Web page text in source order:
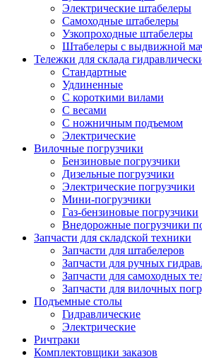
Электрические штабелеры
Самоходные штабелеры
Узкопроходные штабелеры
Штабелеры с выдвижной
Тележки для склада
Стандартные
Удлиненные
С короткими вилами
С весами
С ножничным подъемом
Электрические
Вилочные погрузчики
Бензиновые погрузчики
Дизельные погрузчики
Электрические погрузчики
Мини-погрузчики
Газ-бензиновые погрузчики
Внедорожные погрузчики
Запчасти для складской техники
Запчасти для штабелеров
Запчасти для ручных
Запчасти для самоходных
Запчасти для вилочных
Подъемные столы
Гидравлические
Электрические
Ричтраки
Комплектовщики заказов